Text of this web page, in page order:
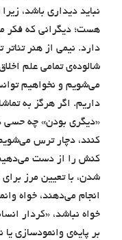
نباید دیداری باشد،
هست؛ دیگرانی که فکر
دارد. نیمی از هنر
شالوده‌ی تمامی علم
می‌شویم و نخواهیم
داریم. اگر هرگز به
«دیگری بودن» چه حسی
کنند، دچار ترس
کنش را از دست
شدن، با تعیین مرز
انجام می‌دهند، خواه
خواه نباشد، «کردار
بر پایه‌ی وانمودسازی